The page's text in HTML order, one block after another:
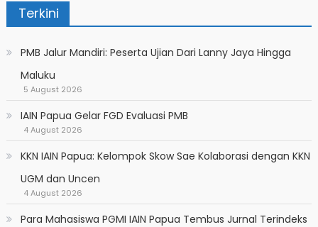
Terkini
PMB Jalur Mandiri: Peserta Ujian Dari Lanny Jaya Hingga
Maluku
5 August 2026
IAIN Papua Gelar FGD Evaluasi PMB
4 August 2026
KKN IAIN Papua: Kelompok Skow Sae Kolaborasi dengan KKN
UGM dan Uncen
4 August 2026
Para Mahasiswa PGMI IAIN Papua Tembus Jurnal Terindeks